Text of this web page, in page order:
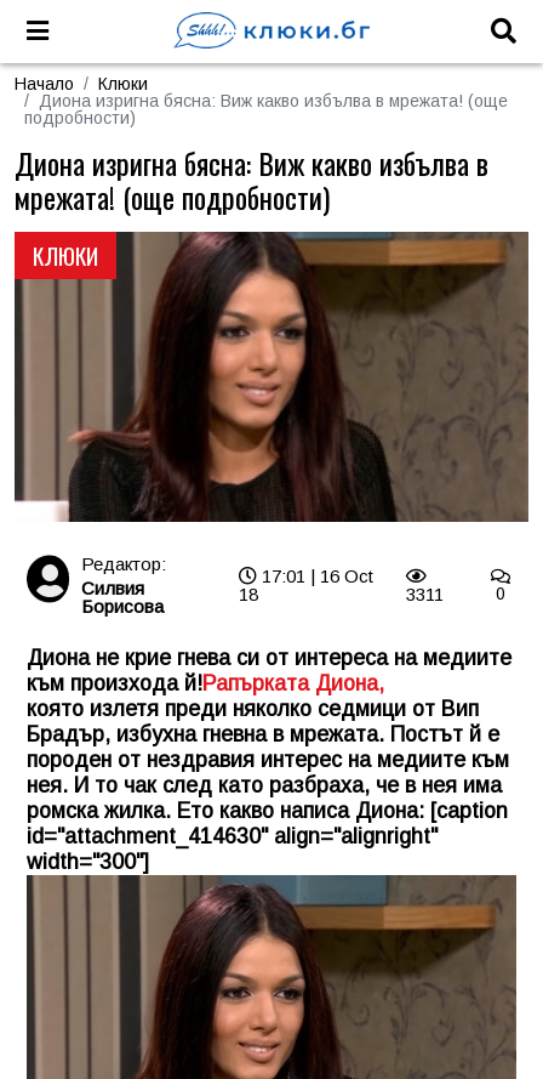
Начало
Клюки
Диона изригна бясна: Виж какво избълва в мрежата! (още
подробности)
КЛЮКИ
Диона изригна бясна: Виж какво избълва в
мрежата! (още подробности)
Редактор:
Силвия
Борисова
17:01 | 16 Oct
18
3311 0
Диона не крие гнева си от интереса на медиите
към произхода й!Рапърката Диона,
която излетя преди няколко седмици от Вип
Брадър, избухна гневна в мрежата. Постът й е
породен от нездравия интерес на медиите към
нея. И то чак след като разбраха, че в нея има
ромска жилка. Ето какво написа Диона: [caption
id="attachment_414630" align="alignright"
width="300"]